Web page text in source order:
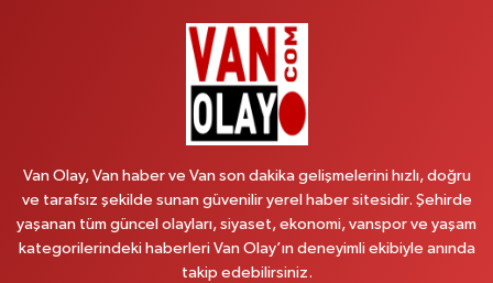
Van Olay, Van haber ve Van son dakika gelişmelerini hızlı, doğru
ve tarafsız şekilde sunan güvenilir yerel haber sitesidir. Şehirde
yaşanan tüm güncel olayları, siyaset, ekonomi, vanspor ve yaşam
kategorilerindeki haberleri Van Olay’ın deneyimli ekibiyle anında
takip edebilirsiniz.